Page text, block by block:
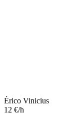
Érico Vinicius
12 €/h